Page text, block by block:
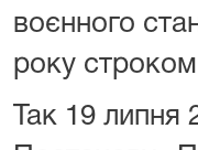
воєнного
року
Так 19 липня